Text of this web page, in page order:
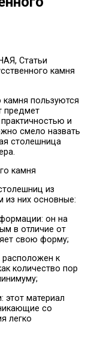
Статьи
камня
пользуются
предмет
и
смело назвать
столешница
камня
из
из них основные:
он на
в отличие от
свою форму;
расположен к
количество пор
этот материал
со
легко